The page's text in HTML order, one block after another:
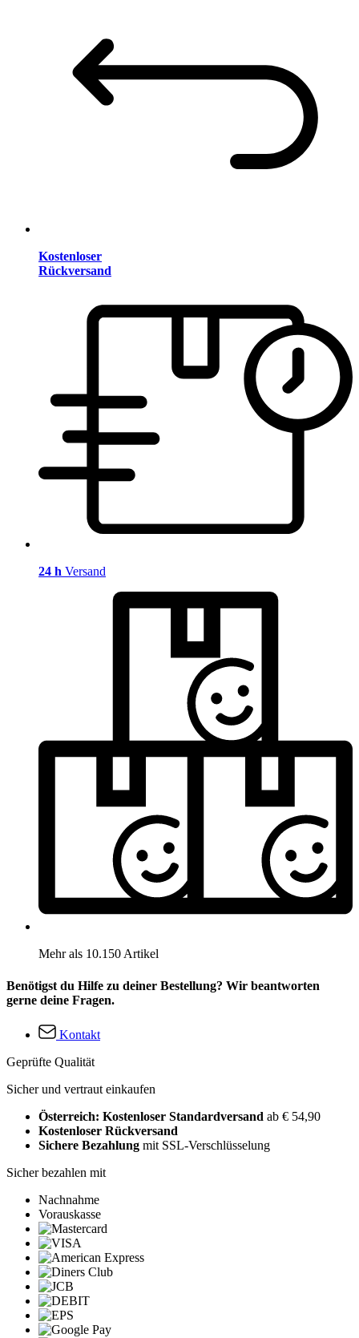
Kostenloser
Rückversand
24 h Versand
Mehr als 10.150 Artikel
Benötigst du Hilfe zu deiner Bestellung? Wir beantworten
gerne deine Fragen.
Kontakt
Geprüfte Qualität
Sicher und vertraut einkaufen
Österreich: Kostenloser Standardversand ab € 54,90
Kostenloser Rückversand
Sichere Bezahlung mit SSL-Verschlüsselung
Sicher bezahlen mit
Nachnahme
Vorauskasse